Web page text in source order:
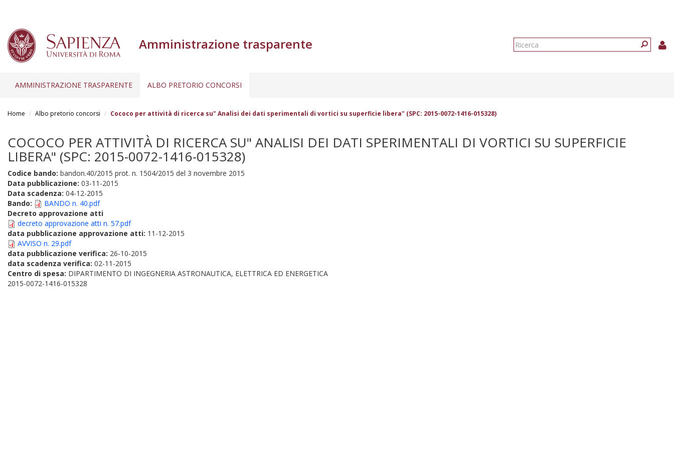
Amministrazione trasparente
Form
AMMINISTRAZIONE TRASPARENTE ALBO PRETORIO CONCORSI
Home Albo pretorio concorsi Cococo per attività di ricerca su" Analisi dei dati sperimentali di vortici su superficie libera" (SPC: 2015-0072-1416-015328)
COCOCO PER ATTIVITÀ DI RICERCA SU" ANALISI DEI DATI SPERIMENTALI DI VORTICI SU SUPERFICIE
LIBERA" (SPC: 2015-0072-1416-015328)
Codice bando: bandon.40/2015 prot. n. 1504/2015 del 3 novembre 2015
Data pubblicazione: 03-11-2015
Data scadenza: 04-12-2015
Bando:
BANDO n. 40.pdf
Decreto approvazione atti
decreto approvazione atti n. 57.pdf
data pubblicazione approvazione atti: 11-12-2015
AVVISO n. 29.pdf
data pubblicazione verifica: 26-10-2015
data scadenza verifica: 02-11-2015
Centro di spesa: DIPARTIMENTO DI INGEGNERIA ASTRONAUTICA, ELETTRICA ED ENERGETICA
2015-0072-1416-015328